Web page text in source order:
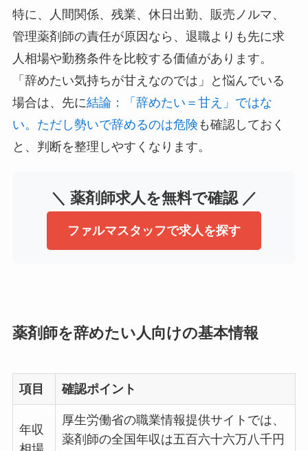
特に、人間関係、残業、休日出勤、販売ノルマ、
管理薬剤師の責任が原因なら、退職よりも先に求
人相場や勤務条件を比較する価値があります。
「辞めたい気持ちが甘えなのでは」と悩んでいる
場合は、先に結論：「辞めたい＝甘え」ではな
い。ただし勢いで辞めるのは危険 も確認しておく
と、判断を整理しやすくなります。
＼ 薬剤師求人を無料で確認 ／
ファルマスタッフで求人を探す
薬剤師を辞めたい人向けの基本情報
項目 確認ポイント
年収
厚生労働省の職業情報提供サイトでは、
薬剤師の全国年収は五百六十六万八千円